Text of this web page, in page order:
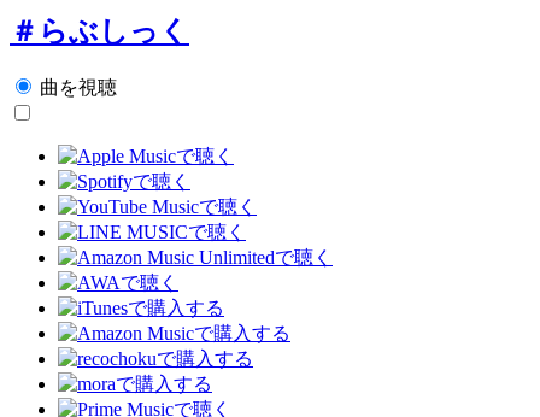
＃らぶしっく
曲を視聴